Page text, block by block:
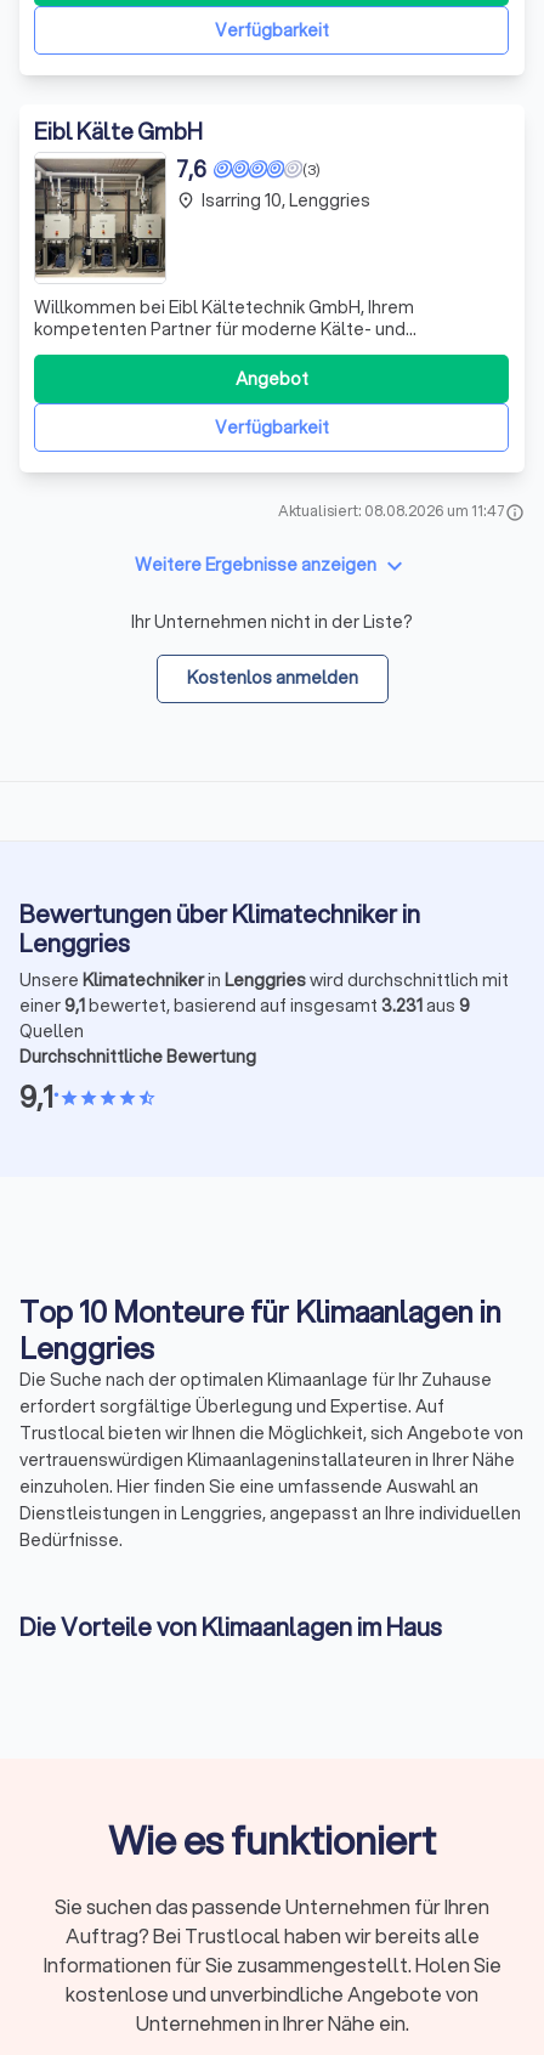
noch heute ein kostenloses Angebot a
Verfügbarkeit
Eibl Kälte GmbH
(3)
7,6
Willkommen bei Eibl Kältetechnik GmbH, Ihrem
kompetenten Partner für moderne Kälte- und
Klimatechnik! Wir bieten Ihnen maßgeschneiderte
Lösungen, die sowohl ökologischen als auch
wirtschaftlichen Anforderungen gerecht werden. Unsere
Expertise umfasst die Planung, fachliche Beratung und
Verfügbarkeit
Angebot
place Isarring 10, Lenggries
Aktualisiert: 08.08.2026 um 11:47info
Weitere Ergebnisse anzeigen keyboard_arrow_down
Ihr Unternehmen nicht in der Liste?
Kostenlos anmelden
Bewertungen über Klimatechniker in
Lenggries
Unsere Klimatechnikerin Lenggrieswird durchschnittlich mit
einer9,1bewertet, basierend auf insgesamt 3.231aus 9
Quellen
Durchschnittliche Bewertung
9,1•starstarstarstarstar_half
Top 10 Monteure für Klimaanlagen in
Lenggries
Die Suche nach der optimalen Klimaanlage für Ihr Zuhause
erfordert sorgfältige Überlegung und Expertise. Auf
Trustlocal bieten wir Ihnen die Möglichkeit, sich Angebote von
vertrauenswürdigen Klimaanlageninstallateuren in Ihrer Nähe
einzuholen. Hier finden Sie eine umfassende Auswahl an
Dienstleistungen in Lenggries, angepasst an Ihre individuellen
Bedürfnisse.
Die Vorteile von Klimaanlagen im Haus
Klimaanlage kaufen: Worauf Sie achten
sollten
Der Kauf einer Klimaanlage erfordert eine gründliche
Überlegung und Fachkenntnisse. Auf Trustlocal können Sie
sich von verschiedenen Anbietern in Lenggries kostenlos und
Wie es funktioniert
Sie suchen das passende Unternehmen für Ihren
Auftrag? Bei Trustlocal haben wir bereits alle
Informationen für Sie zusammengestellt. Holen Sie
kostenlose und unverbindliche Angebote von
Unternehmen in Ihrer Nähe ein.